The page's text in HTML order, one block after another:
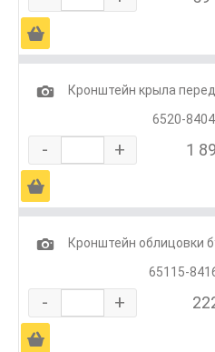
Ä
1
Кронштейн крыла
6520-
- + 1
Ä
1
Кронштейн облицовки
65115-
- +
Ä